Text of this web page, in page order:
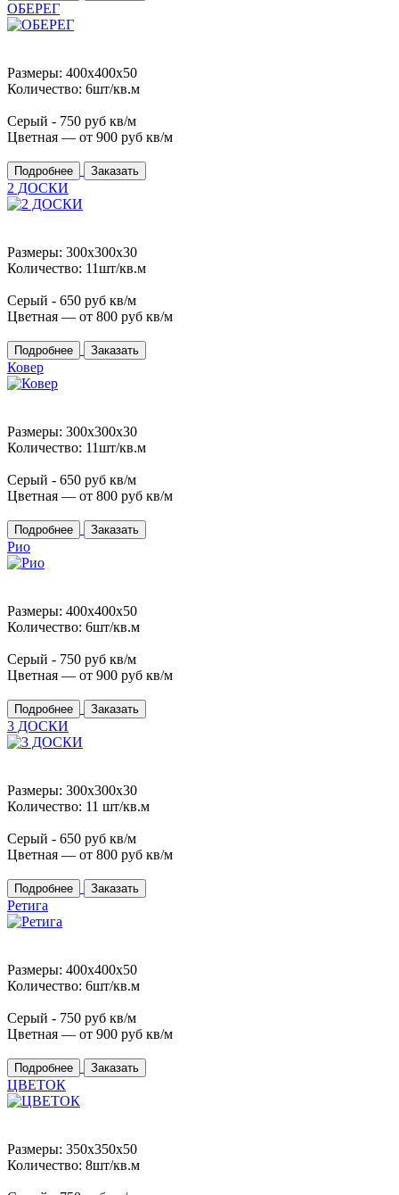
ОБЕРЕГ
Размеры: 400x400x50
Количество: 6шт/кв.м
Серый - 750 руб кв/м
Цветная — от 900 руб кв/м
Подробнее Заказать
2 ДОСКИ
Размеры: 300x300x30
Количество: 11шт/кв.м
Серый - 650 руб кв/м
Цветная — от 800 руб кв/м
Подробнее Заказать
Ковер
Размеры: 300x300x30
Количество: 11шт/кв.м
Серый - 650 руб кв/м
Цветная — от 800 руб кв/м
Подробнее Заказать
Рио
Размеры: 400x400x50
Количество: 6шт/кв.м
Серый - 750 руб кв/м
Цветная — от 900 руб кв/м
Подробнее Заказать
3 ДОСКИ
Размеры: 300x300x30
Количество: 11 шт/кв.м
Серый - 650 руб кв/м
Цветная — от 800 руб кв/м
Подробнее Заказать
Ретига
Размеры: 400x400x50
Количество: 6шт/кв.м
Серый - 750 руб кв/м
Цветная — от 900 руб кв/м
Подробнее Заказать
ЦВЕТОК
Размеры: 350x350x50
Количество: 8шт/кв.м